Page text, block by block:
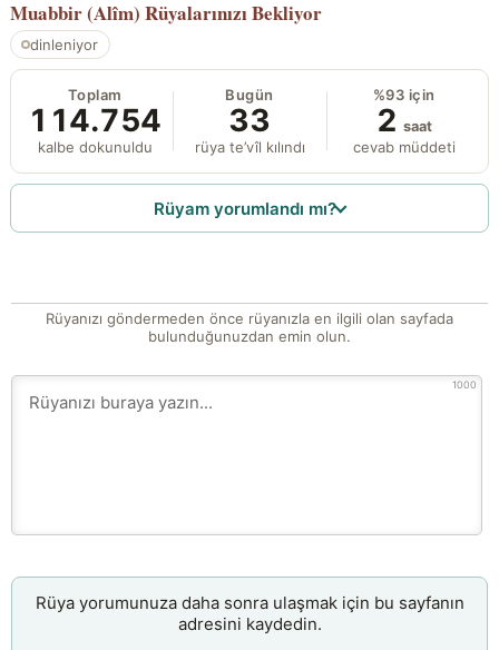
Muabbir (Alîm) Rüyalarınızı Bekliyor
dinleniyor
Toplam
114.754
kalbe dokunuldu
Bugün
33
rüya te’vîl kılındı
%93 için
2 saat
cevab müddeti
Rüyam yorumlandı mı?
Rüyanızı göndermeden önce rüyanızla en ilgili olan sayfada
bulunduğunuzdan emin olun.
1000
Rüya yorumunuza daha sonra ulaşmak için bu sayfanın
adresini kaydedin.